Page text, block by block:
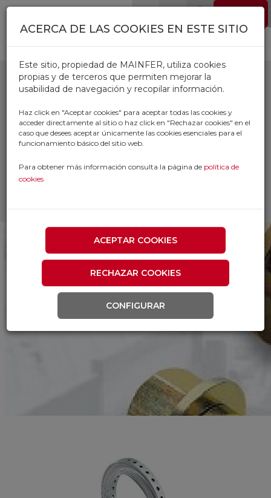
Pasar al contenido principal
CINTA
PERFORADORA
ACERCA DE LAS COOKIES EN ESTE SITIO
Este sitio, propiedad de MAINFER, utiliza cookies
propias y de terceros que permiten mejorar la
usabilidad de navegación y recopilar información.
Haz click en "Aceptar cookies" para aceptar todas las cookies y
acceder directamente al sitio o haz click en "Rechazar cookies" en el
caso que desees aceptar únicamente las cookies esenciales para el
funcionamiento básico del sitio web.
Para obtener más información consulta la página de política de
cookies
ACEPTAR COOKIES
RECHAZAR COOKIES
CONFIGURAR